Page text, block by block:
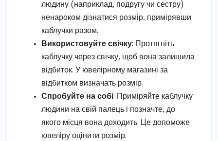
людину (наприклад, подругу чи сестру)
ненароком дізнатися розмір, примірявши
каблучки разом.
Використовуйте свічку: Протягніть
каблучку через свічку, щоб вона залишила
відбиток. У ювелірному магазині за
відбитком визначать розмір.
Спробуйте на собі: Приміряйте каблучку
людини на свій палець і позначте, до
якого місця вона доходить. Це допоможе
ювеліру оцінити розмір.